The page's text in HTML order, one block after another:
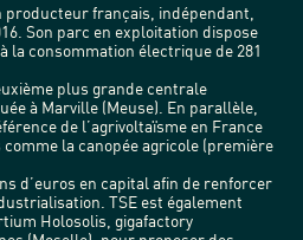
producteur français, indépendant,
Son parc en exploitation dispose
la consommation électrique de 281
plus grande centrale
à Marville (Meuse). En parallèle,
de l’agrivoltaïsme en France
la canopée agricole (première
d’euros en capital afin de renforcer
TSE est également
Holosolis, gigafactory